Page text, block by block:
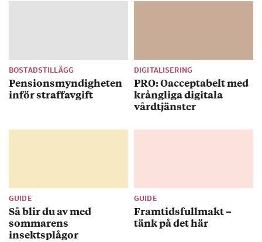
BOSTADSTILLÄGG
Pensionsmyndigheten
inför straffavgift
DIGITALISERING
PRO: Oacceptabelt med
krångliga digitala
vårdtjänster
GUIDE
Så blir du av med
sommarens
insektsplågor
GUIDE
Framtidsfullmakt –
tänk på det här